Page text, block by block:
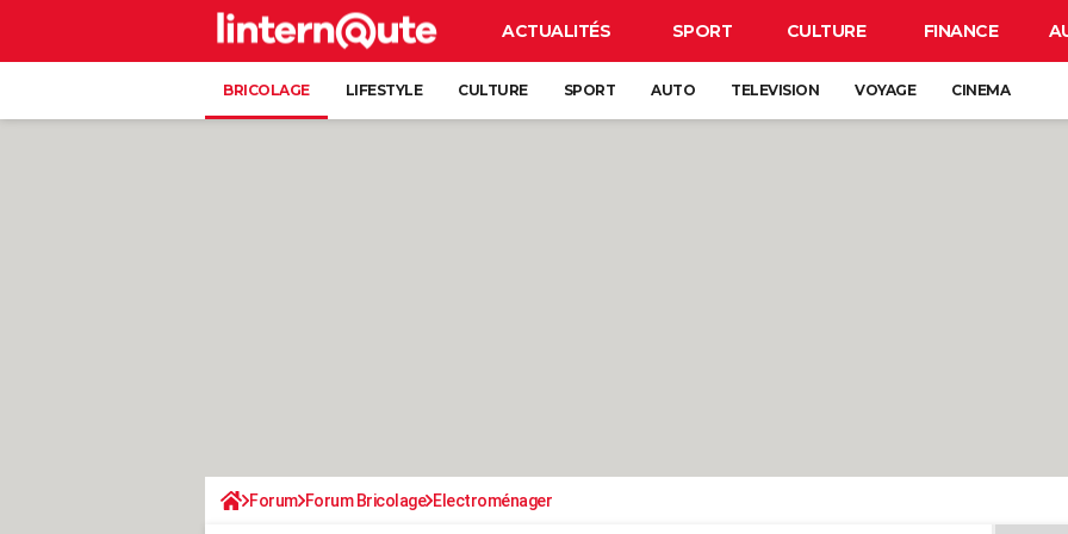
ACTUALITÉS SPORT CULTURE FINANCE
BRICOLAGE LIFESTYLE CULTURE SPORT AUTO TELEVISION VOYAGE CINEMA
Forum Forum Bricolage Electroménager